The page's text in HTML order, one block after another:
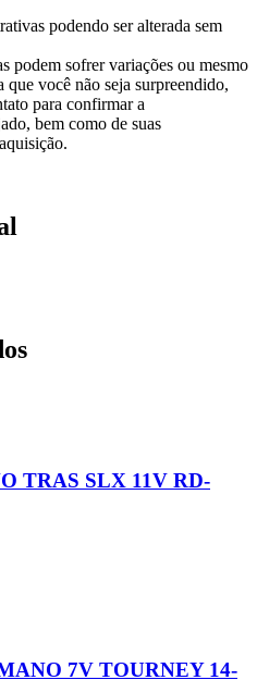
podendo ser alterada sem
podem sofrer variações ou mesmo
que você não seja surpreendido,
para confirmar a
bem como de suas
TRAS SLX 11V RD-
7V TOURNEY 14-